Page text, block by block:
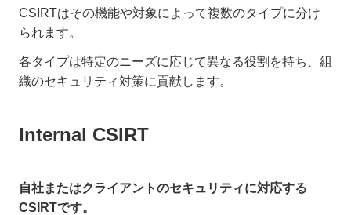
CSIRTはその機能や対象によって複数のタイプに分け
られます。
各タイプは特定のニーズに応じて異なる役割を持ち、組
織のセキュリティ対策に貢献します。
Internal CSIRT
自社またはクライアントのセキュリティに対応する
CSIRTです。